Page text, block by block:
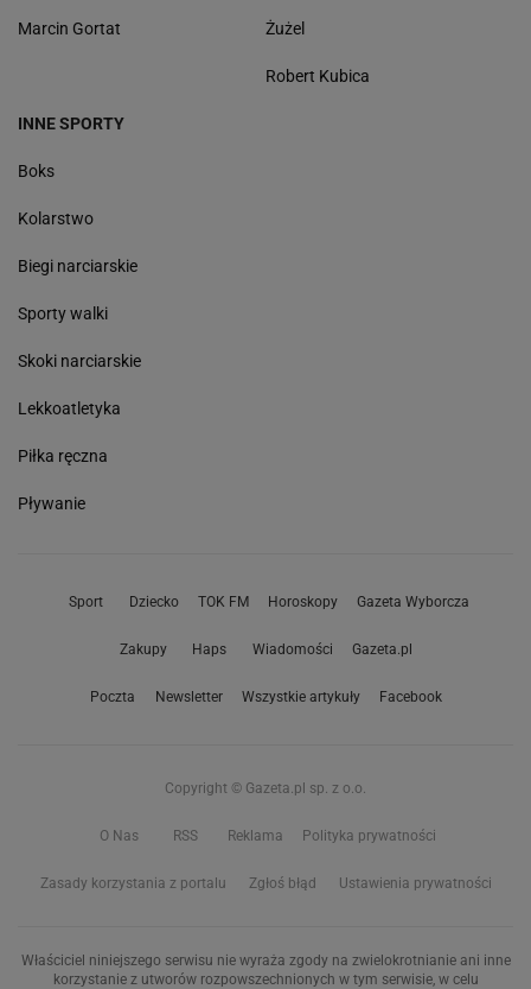
Marcin Gortat Żużel
Robert Kubica
INNE SPORTY
Boks
Kolarstwo
Biegi narciarskie
Sporty walki
Skoki narciarskie
Lekkoatletyka
Piłka ręczna
Pływanie
Sport Dziecko TOK FM Horoskopy Gazeta Wyborcza
Zakupy Haps Wiadomości Gazeta.pl
Poczta Newsletter Wszystkie artykuły Facebook
Copyright © Gazeta.pl sp. z o.o.
O Nas RSS Reklama Polityka prywatności
Zasady korzystania z portalu Zgłoś błąd Ustawienia prywatności
Właściciel niniejszego serwisu nie wyraża zgody na zwielokrotnianie ani inne
korzystanie z utworów rozpowszechnionych w tym serwisie, w celu